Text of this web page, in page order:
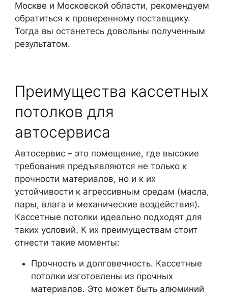
Москве и Московской области, рекомендуем
обратиться к проверенному поставщику.
Тогда вы останетесь довольны полученным
результатом.
Преимущества кассетных
потолков для
автосервиса
Автосервис – это помещение, где высокие
требования предъявляются не только к
прочности материалов, но и к их
устойчивости к агрессивным средам (масла,
пары, влага и механические воздействия).
Кассетные потолки идеально подходят для
таких условий. К их преимуществам стоит
отнести такие моменты:
Прочность и долговечность. Кассетные
потолки изготовлены из прочных
материалов. Это может быть алюминий